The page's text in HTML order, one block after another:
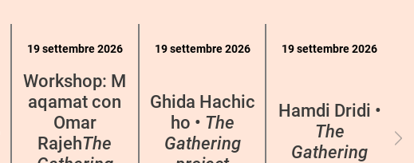
19 settembre 2026
Workshop: M
aqamat con
Omar
RajehThe
19 settembre 2026
Ghida Hachic
ho • The
Gathering
19 settembre 2026
Hamdi Dridi •
The
Gathering